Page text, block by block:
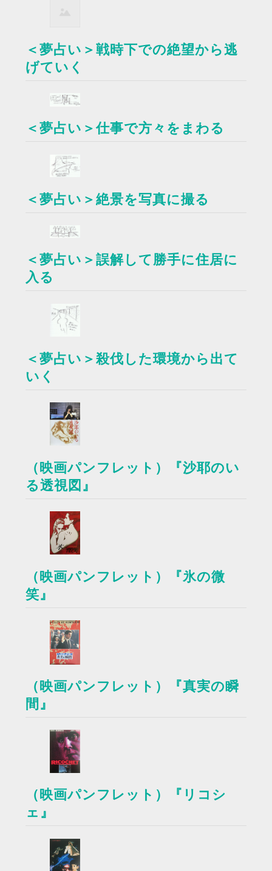
＜夢占い＞戦時下での絶望から逃
げていく
＜夢占い＞仕事で方々をまわる
＜夢占い＞絶景を写真に撮る
＜夢占い＞誤解して勝手に住居に
入る
＜夢占い＞殺伐した環境から出て
いく
（映画パンフレット）『沙耶のい
る透視図』
（映画パンフレット）『氷の微
笑』
（映画パンフレット）『真実の瞬
間』
（映画パンフレット）『リコシ
ェ』